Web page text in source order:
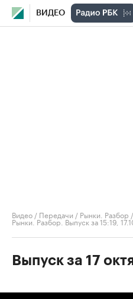
ВИДЕО
Видео / Передачи / Рынки. Разбор /
Рынки. Разбор. Выпуск за 15:19,
Выпуск за 17